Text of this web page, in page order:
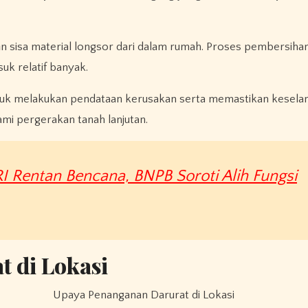
material longsor dari dalam rumah. Proses
relatif banyak.
melakukan pendataan kerusakan serta memastikan
pergerakan tanah lanjutan.
Rentan Bencana, BNPB Soroti Alih Fungsi
di Lokasi